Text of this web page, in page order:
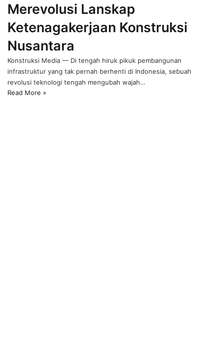
Merevolusi Lanskap
Ketenagakerjaan Konstruksi
Nusantara
Konstruksi Media — Di tengah hiruk pikuk pembangunan
infrastruktur yang tak pernah berhenti di Indonesia, sebuah
revolusi teknologi tengah mengubah wajah…
Read More »